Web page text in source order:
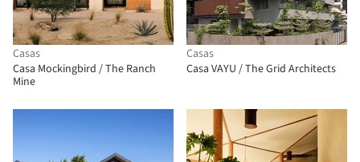
Casas
Casa Mockingbird / The Ranch
Mine
Casas
Casa VAYU / The Grid Architects